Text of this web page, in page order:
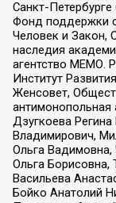
Санкт-
Фонд поддержки
Человек и Закон,
наследия
агентство МЕМО.
Институт
Женсовет,
Дзугкоева
Владимирович,
Ольга
Ольга Борисовна,
Васильева
Бойко Анатолий